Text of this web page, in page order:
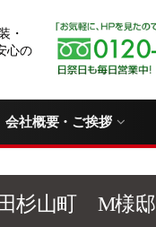
・
心の
会社概要・ご挨拶
杉山町 M様邸